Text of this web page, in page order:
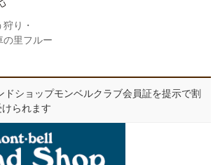
り・
の里フルー
ドショップモンベルクラブ会員証を提示で割
られます